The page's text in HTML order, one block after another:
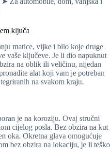
ključa
matice, vijke i bilo koje druge
vaše ključeve. Je li dio napuknut
na oblik ili veličinu, nijedan
alat koji vam je potreban
na svakom kraju.
je na koroziju. Ovaj stručni
cijelog posla. Bez obzira na kut
oka. Okretna glava omogućuje
bez obzira na lokaciju, je li teško